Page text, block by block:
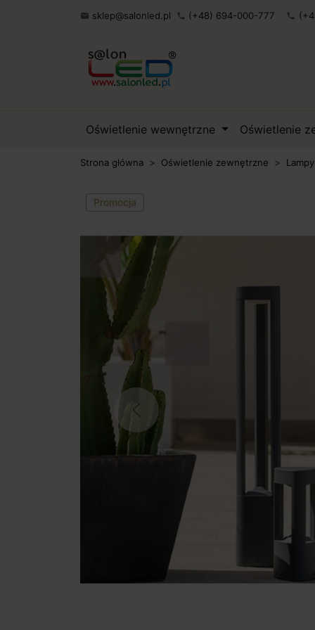
 sklep@salonled.pl phone (+48) 694-000-777 phone
Oświetlenie wewnętrzne Oświetlenie
Strona główna Oświetlenie zewnętrzne
Promocja
Previous